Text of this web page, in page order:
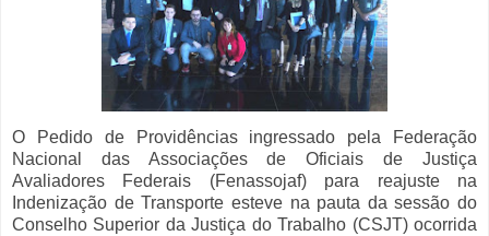
O Pedido de Providências ingressado pela Federação
Nacional das Associações de Oficiais de Justiça
Avaliadores Federais (Fenassojaf) para reajuste na
Indenização de Transporte esteve na pauta da sessão do
Conselho Superior da Justiça do Trabalho (CSJT) ocorrida